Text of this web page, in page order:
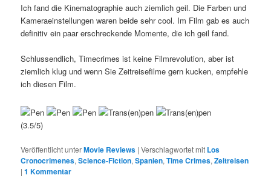
Ich fand die Kinematographie auch ziemlich geil. Die Farben und
Kameraeinstellungen waren beide sehr cool. Im Film gab es auch
definitiv ein paar erschreckende Momente, die ich geil fand.
Schlussendlich, Timecrimes ist keine Filmrevolution, aber ist
ziemlich klug und wenn Sie Zeitreisefilme gern kucken, empfehle
ich diesen Film.
(3.5/5)
Veröffentlicht unterMovie Reviews |Verschlagwortet mit Los
Cronocrimenes,Science-Fiction,Spanien,Time Crimes,Zeitreisen
|1 Kommentar